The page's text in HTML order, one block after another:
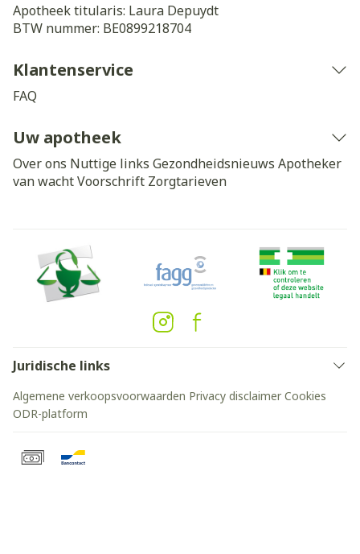
Apotheek titularis: Laura Depuydt
BTW nummer: BE0899218704
Klantenservice
FAQ
Uw apotheek
Over ons Nuttige links Gezondheidsnieuws Apotheker
van wachtVoorschrift Zorgtarieven
Juridische links
Algemene verkoopsvoorwaarden Privacy disclaimer Cookies
ODR-platform